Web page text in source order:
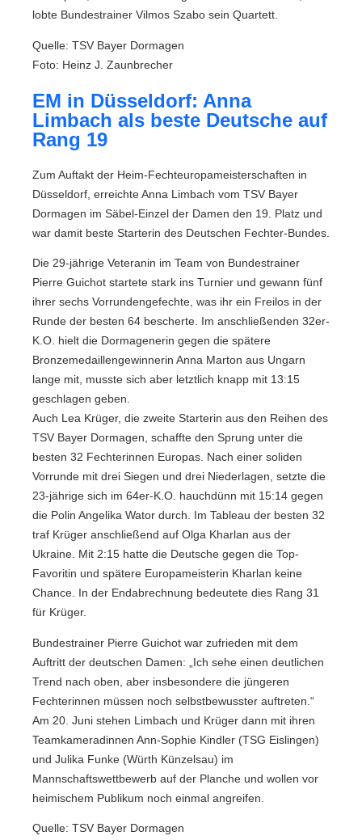
lobte Bundestrainer Vilmos Szabo sein Quartett.
Quelle: TSV Bayer Dormagen
Foto: Heinz J. Zaunbrecher
EM in Düsseldorf: Anna
Limbach als beste Deutsche auf
Rang 19
Zum Auftakt der Heim-Fechteuropameisterschaften in
Düsseldorf, erreichte Anna Limbach vom TSV Bayer
Dormagen im Säbel-Einzel der Damen den 19. Platz und
war damit beste Starterin des Deutschen Fechter-Bundes.
Die 29-jährige Veteranin im Team von Bundestrainer
Pierre Guichot startete stark ins Turnier und gewann fünf
ihrer sechs Vorrundengefechte, was ihr ein Freilos in der
Runde der besten 64 bescherte. Im anschließenden 32er-
K.O. hielt die Dormagenerin gegen die spätere
Bronzemedaillengewinnerin Anna Marton aus Ungarn
lange mit, musste sich aber letztlich knapp mit 13:15
geschlagen geben.
Auch Lea Krüger, die zweite Starterin aus den Reihen des
TSV Bayer Dormagen, schaffte den Sprung unter die
besten 32 Fechterinnen Europas. Nach einer soliden
Vorrunde mit drei Siegen und drei Niederlagen, setzte die
23-jährige sich im 64er-K.O. hauchdünn mit 15:14 gegen
die Polin Angelika Wator durch. Im Tableau der besten 32
traf Krüger anschließend auf Olga Kharlan aus der
Ukraine. Mit 2:15 hatte die Deutsche gegen die Top-
Favoritin und spätere Europameisterin Kharlan keine
Chance. In der Endabrechnung bedeutete dies Rang 31
für Krüger.
Bundestrainer Pierre Guichot war zufrieden mit dem
Auftritt der deutschen Damen: „Ich sehe einen deutlichen
Trend nach oben, aber insbesondere die jüngeren
Fechterinnen müssen noch selbstbewusster auftreten.“
Am 20. Juni stehen Limbach und Krüger dann mit ihren
Teamkameradinnen Ann-Sophie Kindler (TSG Eislingen)
und Julika Funke (Würth Künzelsau) im
Mannschaftswettbewerb auf der Planche und wollen vor
heimischem Publikum noch einmal angreifen.
Quelle: TSV Bayer Dormagen